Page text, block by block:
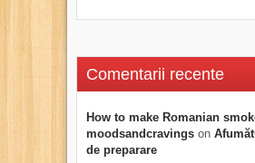
Comentarii recente
How to make Romanian
moodsandcravings on
de preparare